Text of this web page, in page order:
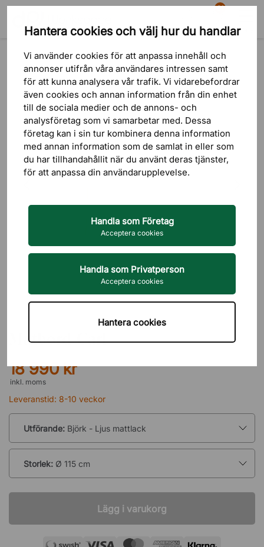
Hantera cookies och välj hur du handlar
Vi använder cookies för att anpassa innehåll och
annonser utifrån våra användares intressen samt
för att kunna analysera vår trafik. Vi vidarebefordrar
även cookies och annan information från din enhet
till de sociala medier och de annons- och
analysföretag som vi samarbetar med. Dessa
företag kan i sin tur kombinera denna information
med annan information som de samlat in eller som
du har tillhandahållit när du använt deras tjänster,
för att anpassa din användarupplevelse.
Handla som Företag
Acceptera cookies
Handla som Privatperson
Acceptera cookies
Hantera cookies
Sök
81
Varukorg Meny
Matbord Carl
18 990 kr
inkl. moms
Leveranstid: 8-10 veckor
Utförande: Björk - Ljus mattlack
Storlek: Ø 115 cm
Lägg i varukorg